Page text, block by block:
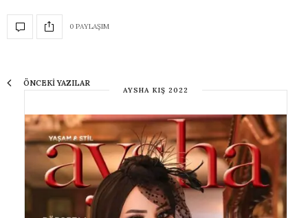
0 PAYLAŞIM
ÖNCEKI YAZILAR
AYSHA KIŞ 2022